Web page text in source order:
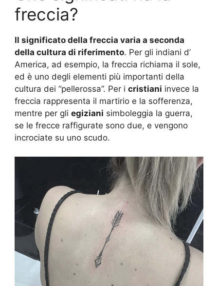
freccia?
Il significato della freccia varia a seconda
della cultura di riferimento. Per gli indiani d’
America, ad esempio, la freccia richiama il sole,
ed è uno degli elementi più importanti della
cultura dei “pellerossa”. Per i cristiani invece la
freccia rappresenta il martirio e la sofferenza,
mentre per gli egiziani simboleggia la guerra,
se le frecce raffigurate sono due, e vengono
incrociate su uno scudo.